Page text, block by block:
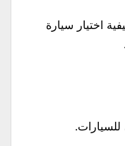
اختيار سيارة